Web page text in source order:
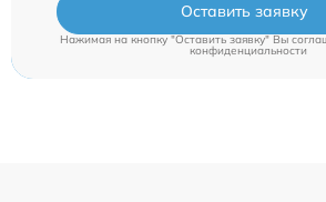
Оставить заявку
Нажимая на кнопку "Оставить заявку" Вы
конфиденциальности